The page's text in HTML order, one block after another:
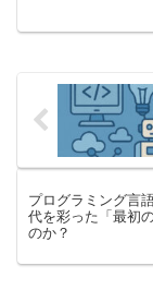
プログラミング言
代を彩った「最初
のか？